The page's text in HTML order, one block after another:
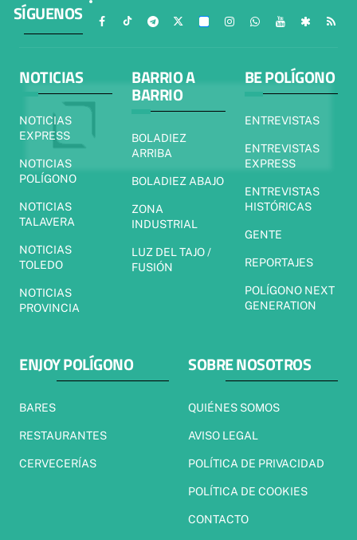
SÍGUENOS
NOTICIAS
NOTICIAS
EXPRESS
NOTICIAS
POLÍGONO
NOTICIAS
TALAVERA
NOTICIAS
TOLEDO
NOTICIAS
PROVINCIA
BARRIO A
BARRIO
BOLADIEZ
ARRIBA
BOLADIEZ ABAJO
ZONA
INDUSTRIAL
LUZ DEL TAJO /
FUSIÓN
BE POLÍGONO
ENTREVISTAS
ENTREVISTAS
EXPRESS
ENTREVISTAS
HISTÓRICAS
GENTE
REPORTAJES
POLÍGONO NEXT
GENERATION
ENJOY POLÍGONO
BARES
RESTAURANTES
CERVECERÍAS
SOBRE NOSOTROS
QUIÉNES SOMOS
AVISO LEGAL
POLÍTICA DE PRIVACIDAD
POLÍTICA DE COOKIES
CONTACTO